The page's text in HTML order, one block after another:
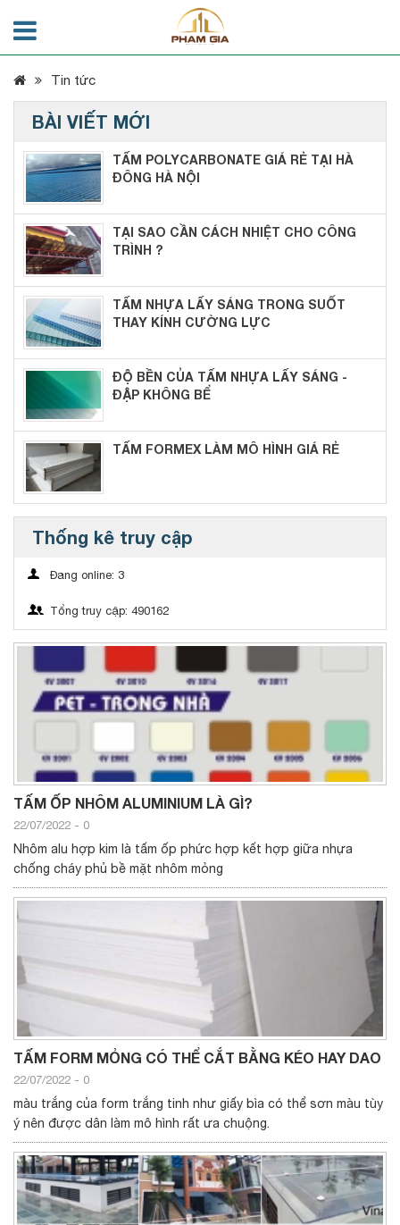
Tin tức
BÀI VIẾT MỚI
TẤM POLYCARBONATE GIÁ RẺ TẠI HÀ
ĐÔNG HÀ NỘI
TẠI SAO CẦN CÁCH NHIỆT CHO CÔNG
TRÌNH ?
TẤM NHỰA LẤY SÁNG TRONG SUỐT
THAY KÍNH CƯỜNG LỰC
ĐỘ BỀN CỦA TẤM NHỰA LẤY SÁNG -
ĐẬP KHÔNG BỂ
TẤM FORMEX LÀM MÔ HÌNH GIÁ RẺ
Thống kê truy cập
Đang online: 3
Tổng truy cập: 490162
TẤM ỐP NHÔM ALUMINIUM LÀ GÌ?
22/07/2022 - 0
Nhôm alu hợp kim là tấm ốp phức hợp kết hợp giữa nhựa
chống cháy phủ bề mặt nhôm mỏng
TẤM FORM MỎNG CÓ THỂ CẮT BẰNG KÉO HAY DAO
22/07/2022 - 0
màu trắng của form trắng tinh như giấy bìa có thể sơn màu tùy
ý nên được dân làm mô hình rất ưa chuộng.